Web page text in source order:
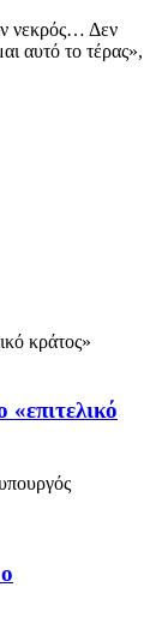
νεκρός… Δεν
αυτό το τέρας»,